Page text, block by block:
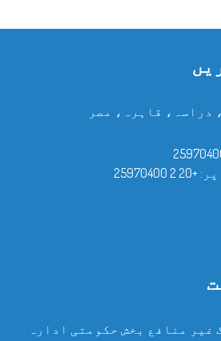
دراسہ، قاہرہ، مصر
+20 2 25970400
غیر منافع بخش حکومتی ادارہ